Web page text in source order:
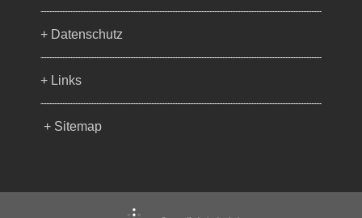
+ Datenschutz
+ Links
+ Sitemap